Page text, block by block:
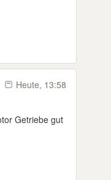
Heute, 13:58
Getriebe gut